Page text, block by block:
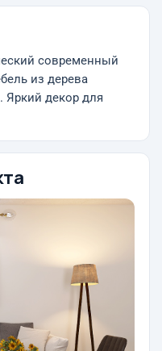
современный
из дерева
Яркий декор для